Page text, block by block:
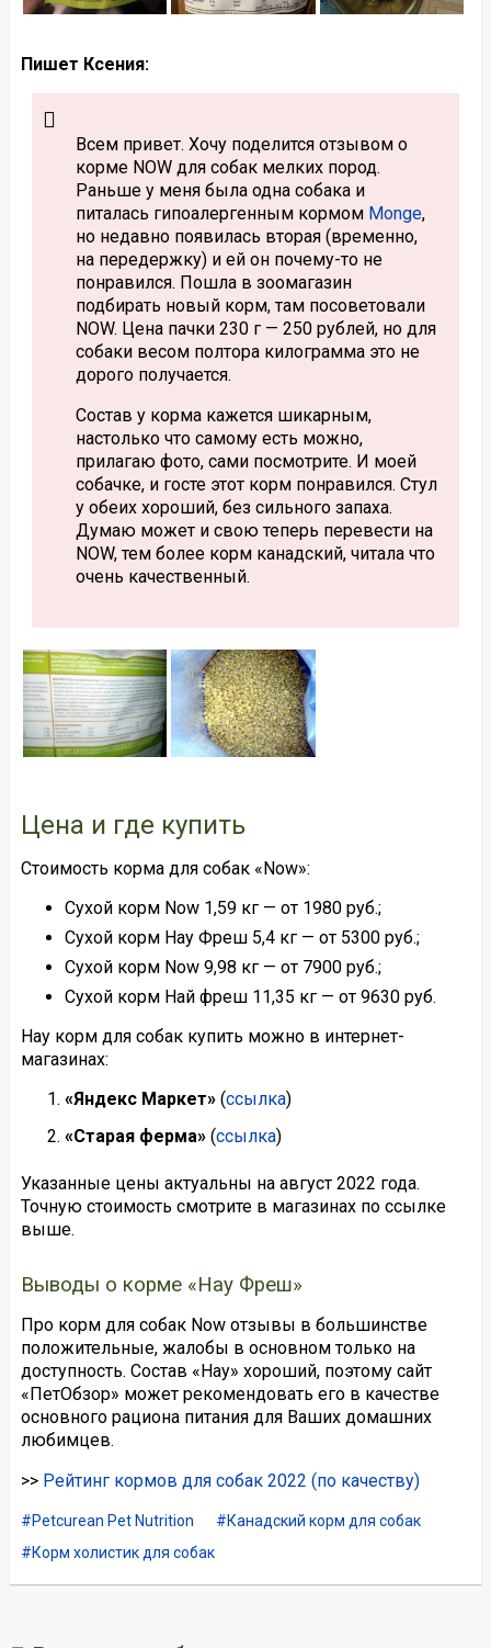
Пишет Ксения:
Всем привет. Хочу поделится отзывом о
корме NOW для собак мелких пород.
Раньше у меня была одна собака и
питалась гипоалергенным кормом Monge,
но недавно появилась вторая (временно,
на передержку) и ей он почему-то не
понравился. Пошла в зоомагазин
подбирать новый корм, там посоветовали
NOW. Цена пачки 230 г — 250 рублей, но для
собаки весом полтора килограмма это не
дорого получается.
Состав у корма кажется шикарным,
настолько что самому есть можно,
прилагаю фото, сами посмотрите. И моей
собачке, и госте этот корм понравился. Стул
у обеих хороший, без сильного запаха.
Думаю может и свою теперь перевести на
NOW, тем более корм канадский, читала что
очень качественный.
Цена и где купить
Стоимость корма для собак «Now»:
Сухой корм Now 1,59 кг — от 1980 руб.;
Сухой корм Нау Фреш 5,4 кг — от 5300 руб.;
Сухой корм Now 9,98 кг — от 7900 руб.;
Сухой корм Най фреш 11,35 кг — от 9630 руб.
Нау корм для собак купить можно в интернет-
магазинах:
«Яндекс Маркет»(ссылка)
«Старая ферма»(ссылка)
Указанные цены актуальны на август 2022 года.
Точную стоимость смотрите в магазинах по ссылке
выше.
Выводы о корме «Нау Фреш»
Про корм для собак Now отзывы в большинстве
положительные, жалобы в основном только на
доступность. Состав «Нау» хороший, поэтому сайт
«ПетОбзор» может рекомендовать его в качестве
основного рациона питания для Ваших домашних
любимцев.
>> Рейтинг кормов для собак 2022 (по качеству)
Petcurean Pet Nutrition
Канадский корм для собак
Корм холистик для собак